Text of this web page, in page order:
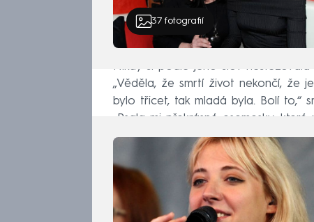
37 fotografií
Nikdy si podle jeho slov
„Věděla, že smrtí život nekončí, že
bylo třicet, tak mladá byla. Bolí to,“
„Psala mi překrásné esemesky,